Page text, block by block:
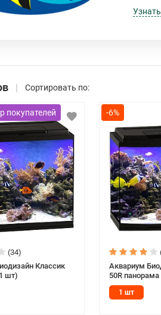
эти
Сортировать по:
(34)
Классик
шт)
-6%
Аквариум
50R
1 шт